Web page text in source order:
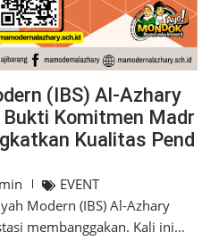
(IBS) Al-Azhary
Komitmen Madr
Kualitas Pend
EVENT
Modern (IBS) Al-Azhary
membanggakan. Kali ini…